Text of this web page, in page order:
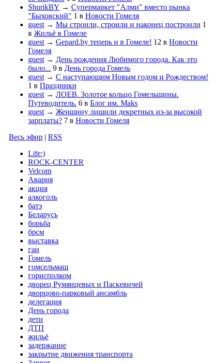
ShurikBY → Супермаркет "Алми" вместо рынка
"Быховский" 1 в Новости Гомеля
guest → Мы строили, строили и наконец построили 1
в Жильё в Гомеле
guest → Gepard.by теперь и в Гомеле! 12 в Новости
Гомеля
guest → День рождения Любимого города. Как это
было... 9 в День города Гомель
guest → С наступающим Новым годом и Рождеством!
1 в Праздники
guest → ЛОЕВ. Золотое кольцо Гомельщины.
Путеводитель. 6 в Блог им. Maks
guest → Женщину лишили декретных из-за высокой
зарплаты? 7 в Новости Гомеля
Весь эфир | RSS
Life:)
ROCK-CENTER
Velcom
Авария
акция
алкоголь
батэ
Беларусь
борьба
брсм
выставка
гаи
Гомель
гомсельмаш
горисполком
дворец Румянцевых и Паскевичей
дворцово-парковый ансамбль
делегация
День города
дети
ДТП
жильё
задержание
закрытие движения транспорта